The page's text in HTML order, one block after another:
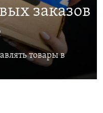
заказов
товары в